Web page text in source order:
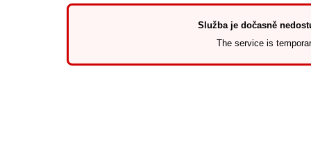
Služba je dočasně
The service is